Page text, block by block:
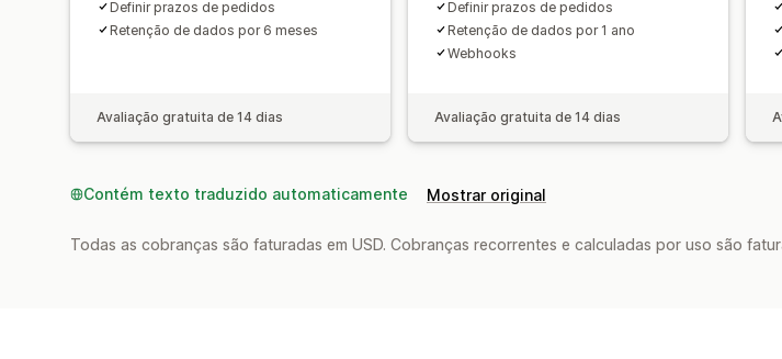
Definir prazos de pedidos
Retenção de dados por 6 meses
Avaliação gratuita de 14 dias
Definir prazos de pedidos
Retenção de dados por 1 ano
Webhooks
Avaliação gratuita de 14 dias
Contém texto traduzido automaticamente Mostrar original
Todas as cobranças são faturadas em USD. Cobranças recorrentes e calculadas por uso são